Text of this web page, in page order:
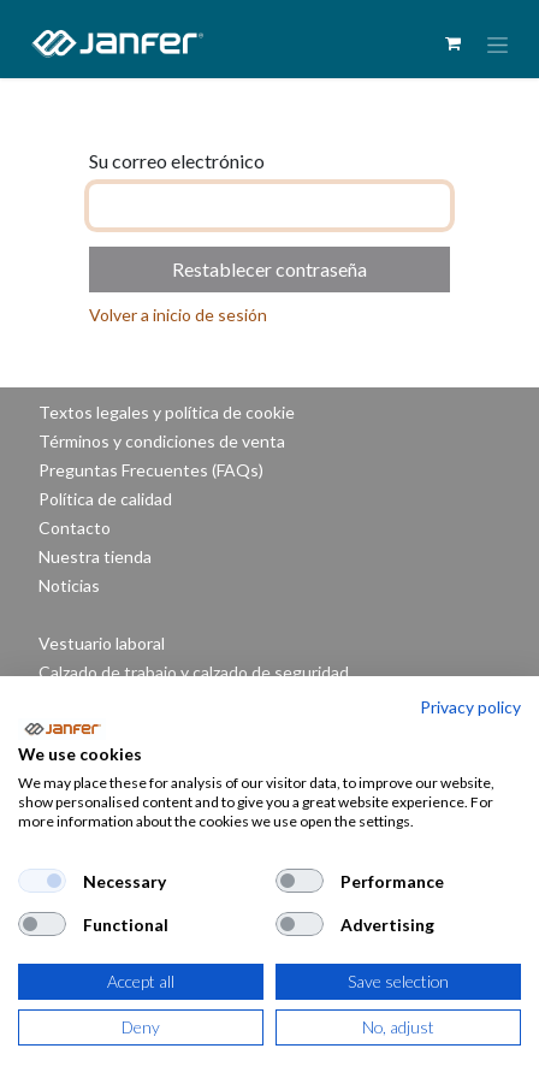
Su correo electrónico
Restablecer contraseña
Volver a inicio de sesión
Textos legales y política de cookie
Términos y condiciones de venta
Preguntas Frecuentes (FAQs)
Política de calidad
Contacto
Nuestra tienda
Noticias
Vestuario laboral
Calzado de trabajo y calzado de seguridad
Janfer Recomienda
Proveedores
Janfer y los ODS
Logística-Almacén
Electricistas
Camareros
Sanitarios
Privacy policy
We use cookies
We may place these for analysis of our visitor data, to improve our website,
show personalised content and to give you a great website experience. For
more information about the cookies we use open the settings.
Necessary Performance
Functional Advertising
Accept all Save selection
Deny No, adjust